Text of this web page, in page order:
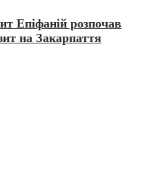
Епіфаній розпочав
на Закарпаття